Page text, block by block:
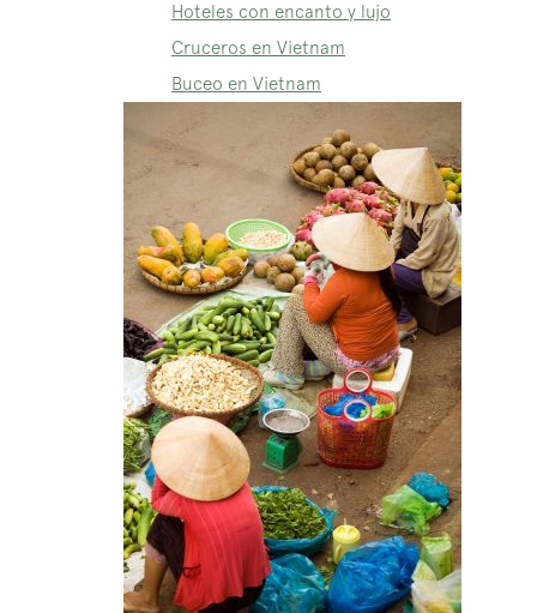
Hoteles con encanto y lujo
Cruceros en Vietnam
Buceo en Vietnam